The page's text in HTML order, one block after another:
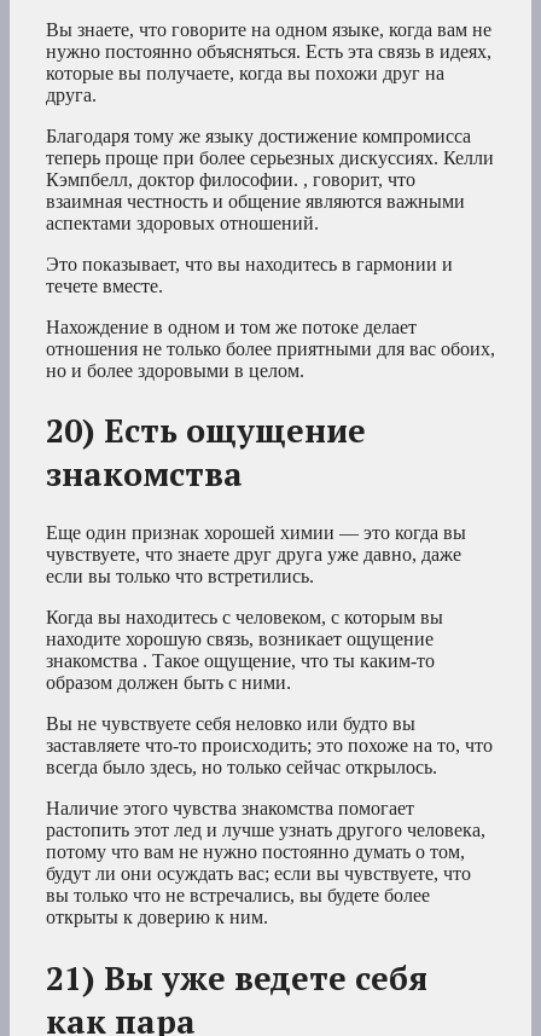
Вы знаете, что говорите на одном языке, когда вам не
нужно постоянно объясняться. Есть эта связь в идеях,
которые вы получаете, когда вы похожи друг на
друга.
Благодаря тому же языку достижение компромисса
теперь проще при более серьезных дискуссиях. Келли
Кэмпбелл, доктор философии. , говорит, что
взаимная честность и общение являются важными
аспектами здоровых отношений.
Это показывает, что вы находитесь в гармонии и
течете вместе.
Нахождение в одном и том же потоке делает
отношения не только более приятными для вас обоих,
но и более здоровыми в целом.
20) Есть ощущение
знакомства
Еще один признак хорошей химии — это когда вы
чувствуете, что знаете друг друга уже давно, даже
если вы только что встретились.
Когда вы находитесь с человеком, с которым вы
находите хорошую связь, возникает ощущение
знакомства . Такое ощущение, что ты каким-то
образом должен быть с ними.
Вы не чувствуете себя неловко или будто вы
заставляете что-то происходить; это похоже на то, что
всегда было здесь, но только сейчас открылось.
Наличие этого чувства знакомства помогает
растопить этот лед и лучше узнать другого человека,
потому что вам не нужно постоянно думать о том,
будут ли они осуждать вас; если вы чувствуете, что
вы только что не встречались, вы будете более
открыты к доверию к ним.
21) Вы уже ведете себя
как пара